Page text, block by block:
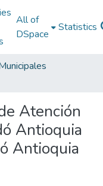
All of
DSpace
Statistics
Atención
Antioquia
Antioquia